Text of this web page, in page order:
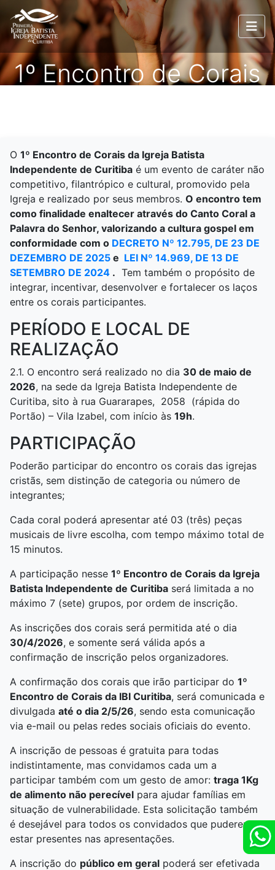
1º Encontro de Corais
O 1º Encontro de Corais da Igreja Batista
Independente de Curitiba é um evento de caráter não
competitivo, filantrópico e cultural, promovido pela
Igreja e realizado por seus membros. O encontro tem
como finalidade enaltecer através do Canto Coral a
Palavra do Senhor, valorizando a cultura gospel em
conformidade com o DECRETO Nº 12.795, DE 23 DE
DEZEMBRO DE 2025 e LEI Nº 14.969, DE 13 DE
SETEMBRO DE 2024 . Tem também o propósito de
integrar, incentivar, desenvolver e fortalecer os laços
entre os corais participantes.
PERÍODO E LOCAL DE
REALIZAÇÃO
2.1. O encontro será realizado no dia 30 de maio de
2026, na sede da Igreja Batista Independente de
Curitiba, sito à rua Guararapes, 2058 (rápida do
Portão) – Vila Izabel, com início às 19h.
PARTICIPAÇÃO
Poderão participar do encontro os corais das igrejas
cristãs, sem distinção de categoria ou número de
integrantes;
Cada coral poderá apresentar até 03 (três) peças
musicais de livre escolha, com tempo máximo total de
15 minutos.
A participação nesse 1º Encontro de Corais da Igreja
Batista Independente de Curitiba será limitada a no
máximo 7 (sete) grupos, por ordem de inscrição.
As inscrições dos corais será permitida até o dia
30/4/2026, e somente será válida após a
confirmação de inscrição pelos organizadores.
A confirmação dos corais que irão participar do 1º
Encontro de Corais da IBI Curitiba, será comunicada e
divulgada até o dia 2/5/26, sendo esta comunicação
via e-mail ou pelas redes sociais oficiais do evento.
A inscrição de pessoas é gratuita para todas
indistintamente, mas convidamos cada um a
participar também com um gesto de amor: traga 1Kg
de alimento não perecível para ajudar famílias em
situação de vulnerabilidade. Esta solicitação também
é desejável para todos os convidados que puderem
estar presentes nas apresentações.
A inscrição do público em geral poderá ser efetivada